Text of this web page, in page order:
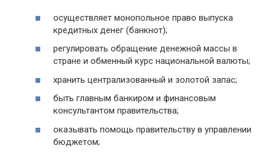
осуществляет монопольное право выпуска
кредитных денег (банкнот);
регулировать обращение денежной массы в
стране и обменный курс национальной валюты;
хранить централизованный и золотой запас;
быть главным банкиром и финансовым
консультантом правительства;
оказывать помощь правительству в управлении
бюджетом;